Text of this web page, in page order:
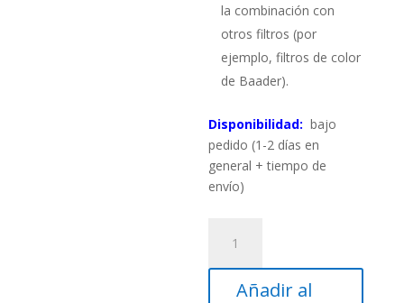
la combinación con
otros filtros (por
ejemplo, filtros de color
de Baader).
Disponibilidad: bajo
pedido (1-2 días en
general + tiempo de
envío)
Densidad
Neutra
Añadir al